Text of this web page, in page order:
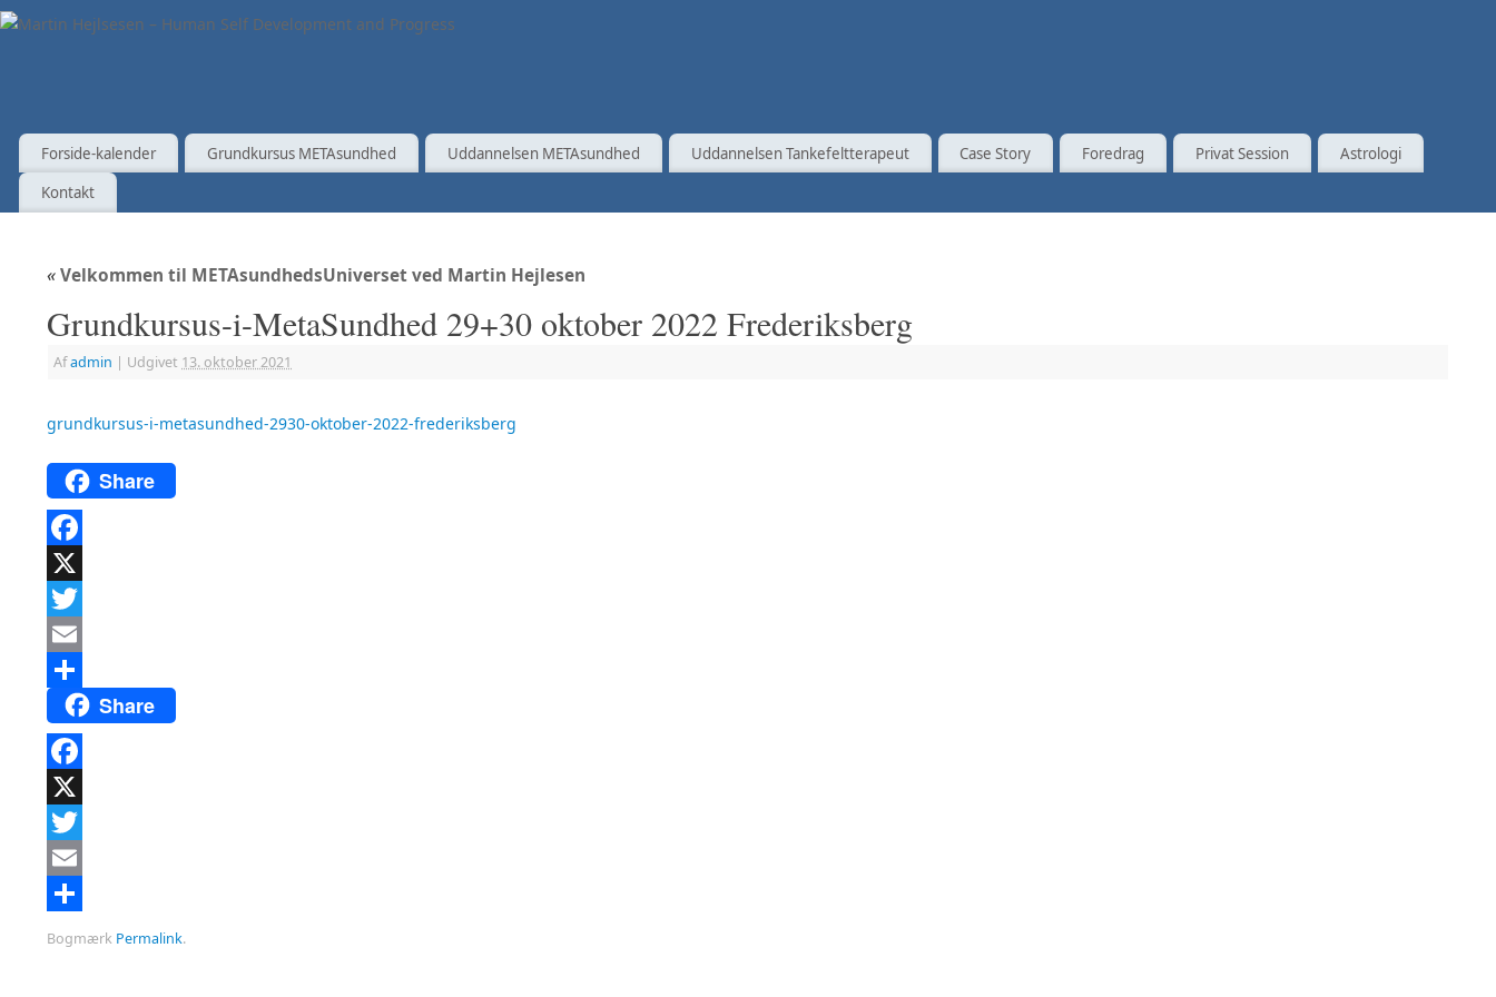
Forside-kalender Grundkursus METAsundhed Uddannelsen METAsundhed Uddannelsen Tankefeltterapeut Case Story Foredrag Privat Session
Astrologi
Kontakt
«Velkommen til METAsundhedsUniverset ved Martin Hejlesen
Grundkursus-i-MetaSundhed 29+30 oktober 2022 Frederiksberg
Afadmin | Udgivet 13. oktober 2021
grundkursus-i-metasundhed-2930-oktober-2022-frederiksberg
Share
Facebook
X
Twitter
Email
Del
Share
Facebook
X
Twitter
Email
Del
Bogmærk Permalink.